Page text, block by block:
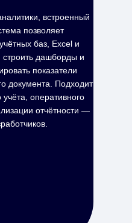
встроенный
позволяет
баз, Excel и
строить дашборды и
показатели
документа. Подходит
учёта, оперативного
отчётности —